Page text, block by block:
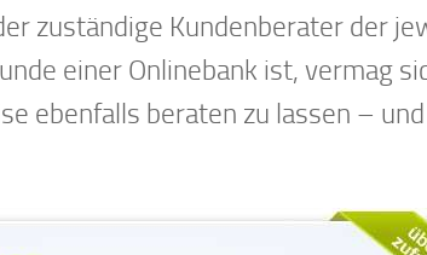
zuständige Kundenberater der
einer Onlinebank ist, vermag
ebenfalls beraten zu lassen –